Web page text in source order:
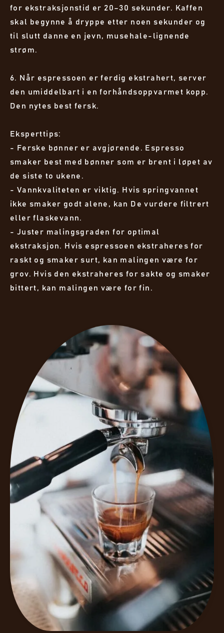
for ekstraksjonstid er 20–30 sekunder. Kaffen
skal begynne å dryppe etter noen sekunder og
til slutt danne en jevn, musehale-lignende
strøm.
6. Når espressoen er ferdig ekstrahert, server
den umiddelbart i en forhåndsoppvarmet kopp.
Den nytes best fersk.
Eksperttips:
- Ferske bønner er avgjørende. Espresso
smaker best med bønner som er brent i løpet av
de siste to ukene.
- Vannkvaliteten er viktig. Hvis springvannet
ikke smaker godt alene, kan De vurdere filtrert
eller flaskevann.
- Juster malingsgraden for optimal
ekstraksjon. Hvis espressoen ekstraheres for
raskt og smaker surt, kan malingen være for
grov. Hvis den ekstraheres for sakte og smaker
bittert, kan malingen være for fin.